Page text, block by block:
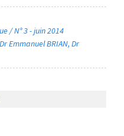
/ N° 3 - juin 2014
Dr Emmanuel BRIAN Dr